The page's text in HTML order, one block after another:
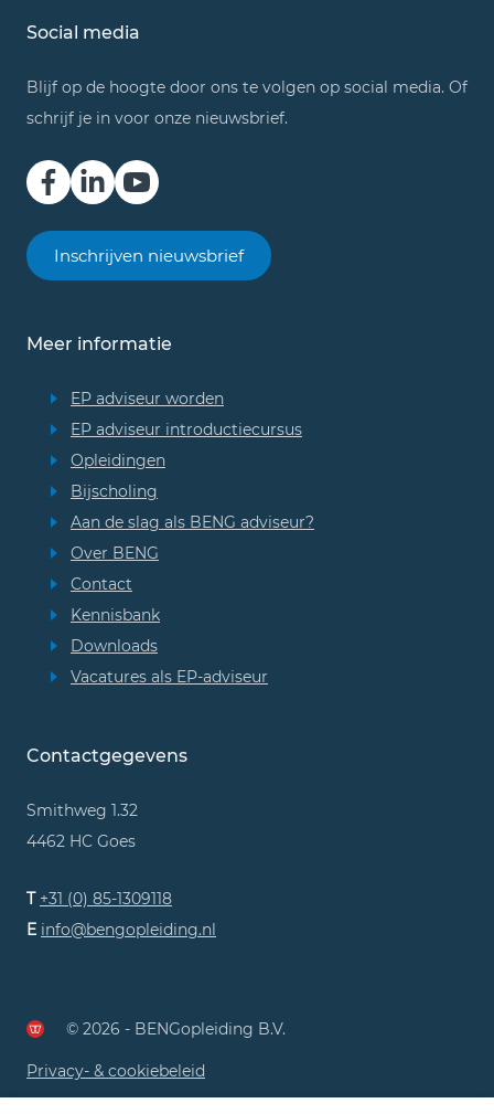
Social media
Blijf op de hoogte door ons te volgen op social media. Of
schrijf je in voor onze nieuwsbrief.
Inschrijven nieuwsbrief
Meer informatie
EP adviseur worden
EP adviseur introductiecursus
Opleidingen
Bijscholing
Aan de slag als BENG adviseur?
Over BENG
Contact
Kennisbank
Downloads
Vacatures als EP-adviseur
Contactgegevens
Smithweg 1.32
4462 HC Goes
T +31 (0) 85-1309118
E info@bengopleiding.nl
© 2026 - BENGopleiding B.V.
Privacy- & cookiebeleid